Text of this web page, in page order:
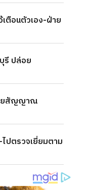
ตือนตัวเอง-ฝ่าย
ย
วยสัญญาณ
ปตรวจเยี่ยมตาม